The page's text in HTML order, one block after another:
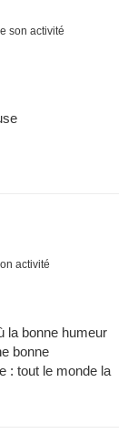
son activité
activité
la bonne humeur
bonne
: tout le monde la